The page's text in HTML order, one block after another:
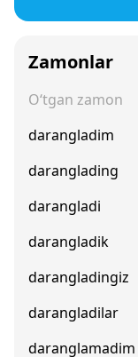
Zamonlar
O‘tgan zamon
darangladim
daranglading
darangladi
darangladik
darangladingiz
darangladilar
daranglamadim